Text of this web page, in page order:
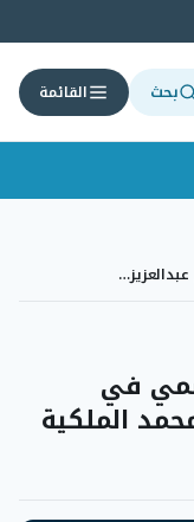
بحث القائمة
في
الملكية